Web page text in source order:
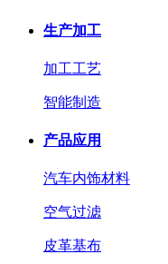
生产加工
加工工艺
智能制造
产品应用
汽车内饰材料
空气过滤
皮革基布